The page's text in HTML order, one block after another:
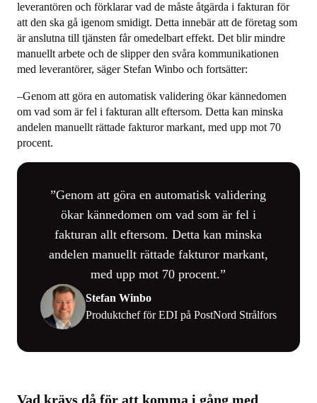
leverantören och förklarar vad de måste åtgärda i fakturan för
att den ska gå igenom smidigt. Detta innebär att de företag som
är anslutna till tjänsten får omedelbart effekt. Det blir mindre
manuellt arbete och de slipper den svåra kommunikationen
med leverantörer, säger Stefan Winbo och fortsätter:
–Genom att göra en automatisk validering ökar kännedomen
om vad som är fel i fakturan allt eftersom. Detta kan minska
andelen manuellt rättade fakturor markant, med upp mot 70
procent.
Genom att göra en automatisk validering
ökar kännedomen om vad som är fel i
fakturan allt eftersom. Detta kan minska
andelen manuellt rättade fakturor markant,
med upp mot 70 procent.
Stefan Winbo
Produktchef för EDI på PostNord Strålfors
Vad krävs då för att komma i gång med